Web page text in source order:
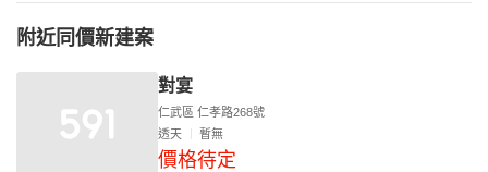
附近同價新建案
對宴
仁武區 仁孝路268號
透天
暫無
價格待定